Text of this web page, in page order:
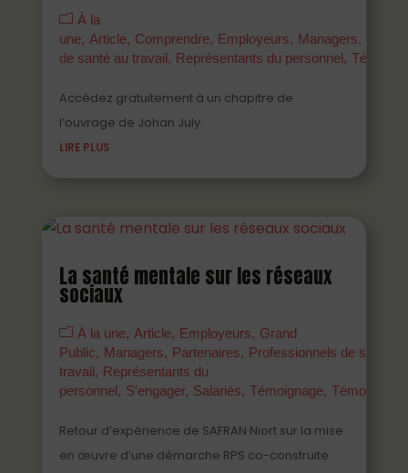
À la
une
Article Comprendre Employeurs Managers
de santé au travail
Représentants du personnel
Accédez gratuitement à un chapitre de
l’ouvrage de Johan July
LIRE PLUS
La santé mentale sur les réseaux
sociaux
À la une Article Employeurs
Grand
Public
Managers Partenaires
Professionnels de santé
travail
Représentants du
personnel
S'engager Salariés Témoignage Témoigner
Retour d’expérience de SAFRAN Niort sur la mise
en œuvre d’une démarche RPS co-construite